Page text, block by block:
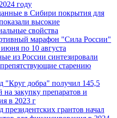
году
в Сибири покрытия для
высокие
свойства
марафон "Сила России"
по 10 августа
из России синтезировали
старению
добра" получил 145,5
на закупку препаратов и
в 2023 г
грантов начал